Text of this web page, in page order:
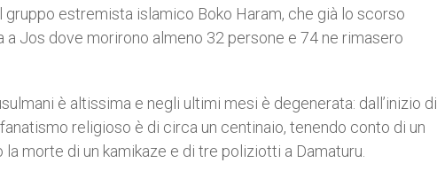
estremista islamico Boko Haram, che già lo scorso
a Jos dove morirono almeno 32 persone e 74 ne rimasero
è altissima e negli ultimi mesi è degenerata: dall’inizio di
religioso è di circa un centinaio, tenendo conto di un
morte di un kamikaze e di tre poliziotti a Damaturu.